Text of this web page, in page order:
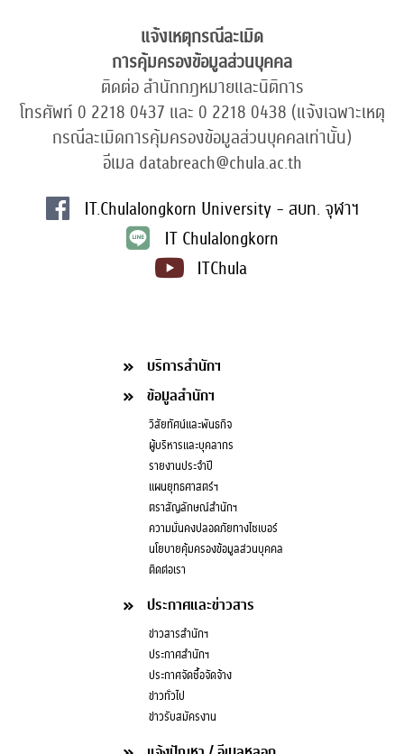
แจ้งเหตุกรณีละเมิด
การคุ้มครองข้อมูลส่วนบุคคล
ติดต่อ สำนักกฎหมายและนิติการ
โทรศัพท์ 0 2218 0437 และ 0 2218 0438 (แจ้งเฉพาะเหตุ
กรณีละเมิดการคุ้มครองข้อมูลส่วนบุคคลเท่านั้น)
อีเมล databreach@chula.ac.th
IT.Chulalongkorn University - สบท. จุฬาฯ
IT Chulalongkorn
ITChula
บริการสำนักฯ
ข้อมูลสำนักฯ
วิสัยทัศน์และพันธกิจ
ผู้บริหารและบุคลากร
รายงานประจำปี
แผนยุทธศาสตร์ฯ
ตราสัญลักษณ์สำนักฯ
ความมั่นคงปลอดภัยทางไซเบอร์
นโยบายคุ้มครองข้อมูลส่วนบุคคล
ติดต่อเรา
ประกาศและข่าวสาร
ข่าวสารสำนักฯ
ประกาศสำนักฯ
ประกาศจัดซื้อจัดจ้าง
ข่าวทั่วไป
ข่าวรับสมัครงาน